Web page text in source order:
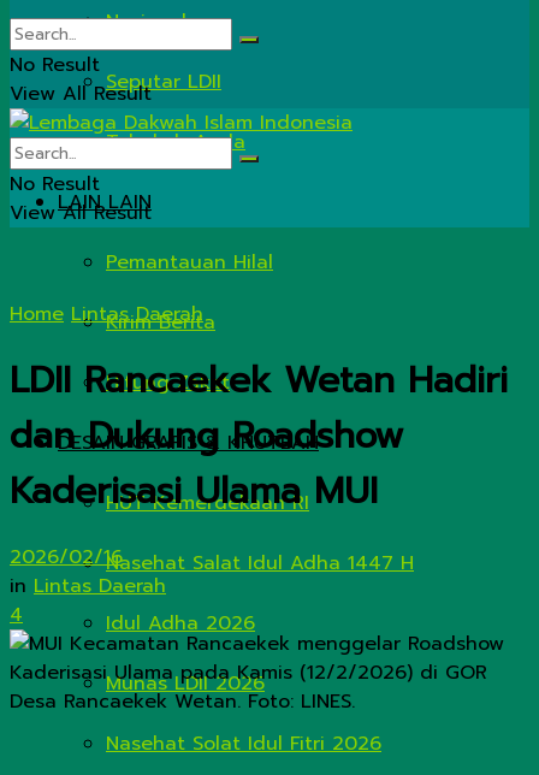
Nasional
Seputar LDII
Tahukah Anda
LAIN LAIN
Pemantauan Hilal
Kirim Berita
Hitung Zakat
DESAIN GRAFIS & KHUTBAH
HUT Kemerdekaan RI
Nasehat Salat Idul Adha 1447 H
Idul Adha 2026
Munas LDII 2026
Nasehat Solat Idul Fitri 2026
No Result
View All Result
No Result
View All Result
Home Lintas Daerah
LDII Rancaekek Wetan Hadiri
dan Dukung Roadshow
Kaderisasi Ulama MUI
2026/02/16
in Lintas Daerah
4